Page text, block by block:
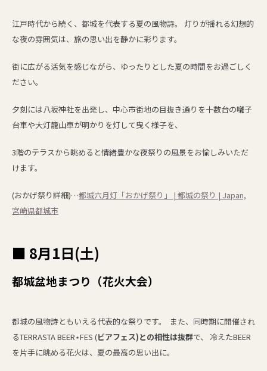
江戸時代から続く、都城を代表する夏の風物詩。 灯りが揺れる幻想的
な夜の雰囲気は、旅の思い出を静かに彩ります。
街に広がる活気を感じながら、ゆったりとした夏の時間をお過ごしく
ださい。
夕刻には八坂神社を出発し、中心市街地の目抜き通りを十数台の囃子
台車や大灯籠山車が明かりを灯して曳く様子を、
3階のテラスから眺めると情緒豊かな夜祭りの風景をお愉しみいただ
けます。
(おかげ祭り詳細)…都城六月灯「おかげ祭り」 | 都城の祭り | Japan,
宮崎県都城市
■ 8月1日(土)
都城盆地まつり（花火大会）
都城の風物詩ともいえる代表的な祭りです。 また、同時期に開催され
るTERRASTA BEER⋆FES (ビアフェス)との相性は抜群で、 冷えたBEER
を片手に眺める花火は、夏の最高の思い出に。